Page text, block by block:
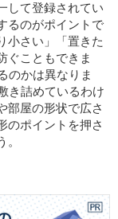
して登録されてい
るのがポイントで
小さい」「置きた
ぐこともできま
のかは異なりま
き詰めているわけ
部屋の形状で広さ
のポイントを押さ